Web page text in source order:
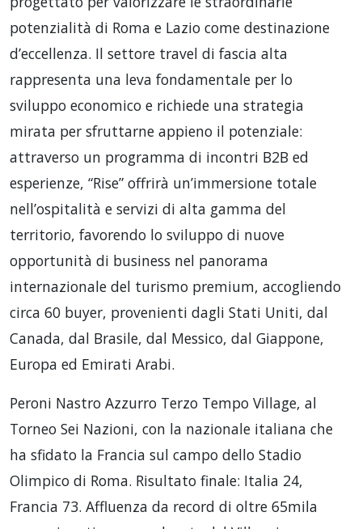
potenzialità di Roma e Lazio come destinazione
d’eccellenza. Il settore travel di fascia alta
rappresenta una leva fondamentale per lo
sviluppo economico e richiede una strategia
mirata per sfruttarne appieno il potenziale:
attraverso un programma di incontri B2B ed
esperienze, “Rise” offrirà un’immersione totale
nell’ospitalità e servizi di alta gamma del
territorio, favorendo lo sviluppo di nuove
opportunità di business nel panorama
internazionale del turismo premium, accogliendo
circa 60 buyer, provenienti dagli Stati Uniti, dal
Canada, dal Brasile, dal Messico, dal Giappone,
Europa ed Emirati Arabi.
Peroni Nastro Azzurro Terzo Tempo Village, al
Torneo Sei Nazioni, con la nazionale italiana che
ha sfidato la Francia sul campo dello Stadio
Olimpico di Roma. Risultato finale: Italia 24,
Francia 73. Affluenza da record di oltre 65mila